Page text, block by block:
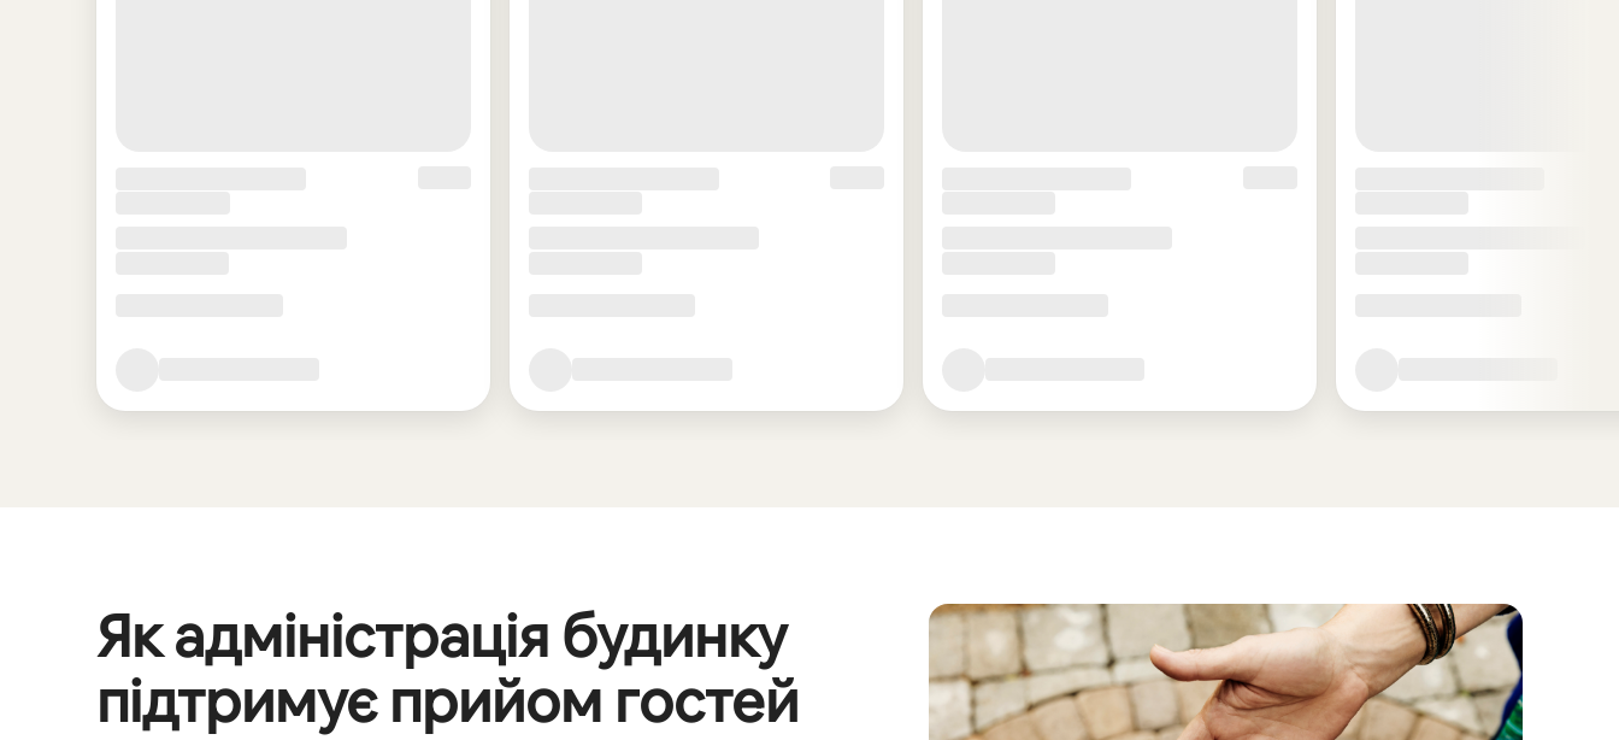
Як адміністрація будинку
підтримує прийом гостей